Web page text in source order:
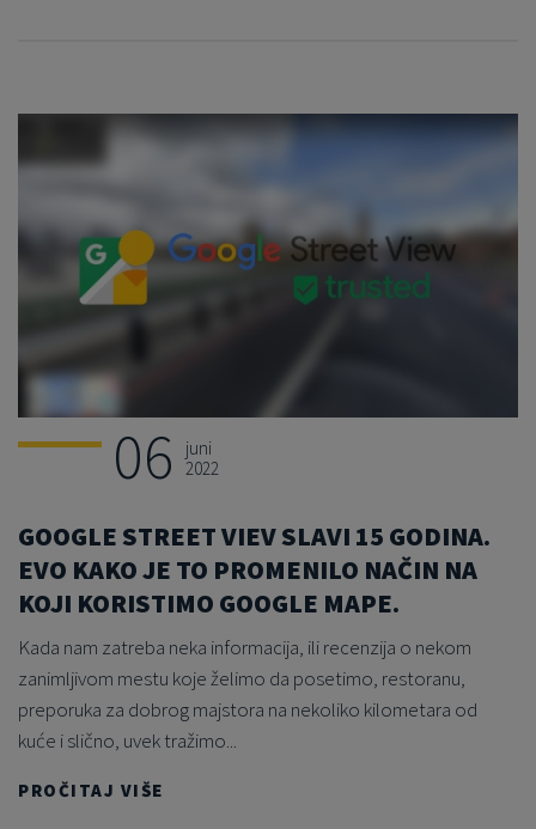
06
juni
2022
GOOGLE STREET VIEV SLAVI 15 GODINA.
EVO KAKO JE TO PROMENILO NAČIN NA
KOJI KORISTIMO GOOGLE MAPE.
Kada nam zatreba neka informacija, ili recenzija o nekom
zanimljivom mestu koje želimo da posetimo, restoranu,
preporuka za dobrog majstora na nekoliko kilometara od
kuće i slično, uvek tražimo...
PROČITAJ VIŠE